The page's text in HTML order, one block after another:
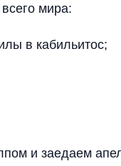
мира:
в кабильитос;
и заедаем